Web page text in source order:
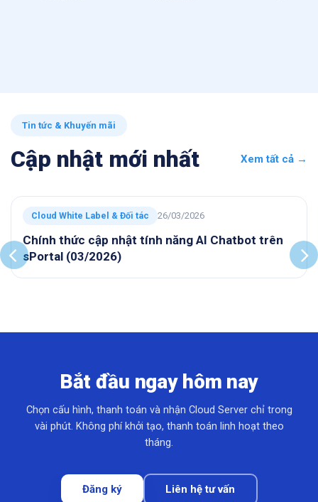
Tin tức & Khuyến mãi
Cập nhật mới nhất Xem tất cả →
Cloud White Label & Đối tác 26/03/2026
Chính thức cập nhật tính năng AI Chatbot trên
sPortal (03/2026)
Bắt đầu ngay hôm nay
Chọn cấu hình, thanh toán và nhận Cloud Server chỉ trong
vài phút. Không phí khởi tạo, thanh toán linh hoạt theo
tháng.
Đăng ký Liên hệ tư vấn